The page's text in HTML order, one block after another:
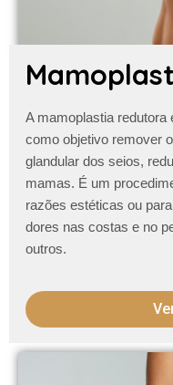
A mamoplastia redutora
como objetivo remover
glandular dos seios,
mamas. É um
razões estéticas ou
dores nas costas e no
outros.